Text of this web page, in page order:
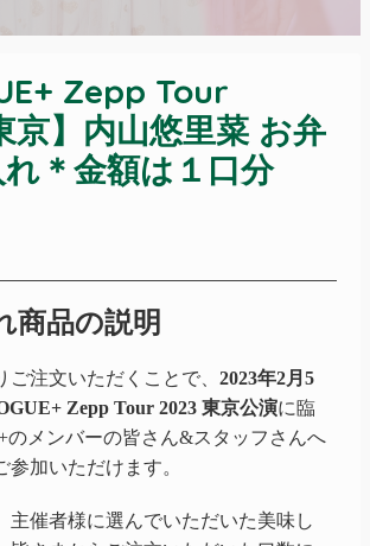
Zepp Tour
京】内山悠里菜 お弁
＊金額は１口分
商品の説明
ご注文いただくことで、 2023年2月5
Zepp Tour 2023 東京公演に臨
のメンバーの皆さん&スタッフさんへ
参加いただけます。
主催者様に選んでいただいた美味し